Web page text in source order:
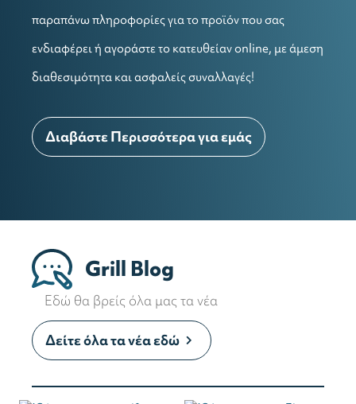
παραπάνω πληροφορίες για το προϊόν που σας
ενδιαφέρει ή αγοράστε το κατευθείαν online, με άμεση
διαθεσιμότητα και ασφαλείς συναλλαγές!
Διαβάστε Περισσότερα για εμάς
Grill Blog
Εδώ θα βρείς όλα μας τα νέα
Δείτε όλα τα νέα εδώ
Ιδέες για να
ανοίξετε
Ιδέες για
μαγαζί
φρέσκων
ζυμαρικών
και τι